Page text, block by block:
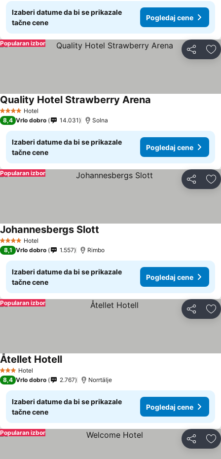
Izaberi datume da bi se prikazale
tačne cene
Pogledaj cene
Deli
Popularan izbor
4 ZvezdiceHotel
Quality Hotel Strawberry Arena
8,4 Vrlo dobro 14.031 Solna
Izaberi datume da bi se prikazale
tačne cene
Pogledaj cene
Deli
Popularan izbor
4 ZvezdiceHotel
Johannesbergs Slott
8,1 Vrlo dobro 1.557 Rimbo
Izaberi datume da bi se prikazale
tačne cene
Pogledaj cene
Deli
Popularan izbor
3 Zvezdice
Hotel
Åtellet Hotell
8,4 Vrlo dobro 2.767 Norrtälje
Izaberi datume da bi se prikazale
tačne cene
Pogledaj cene
Deli
Popularan izbor